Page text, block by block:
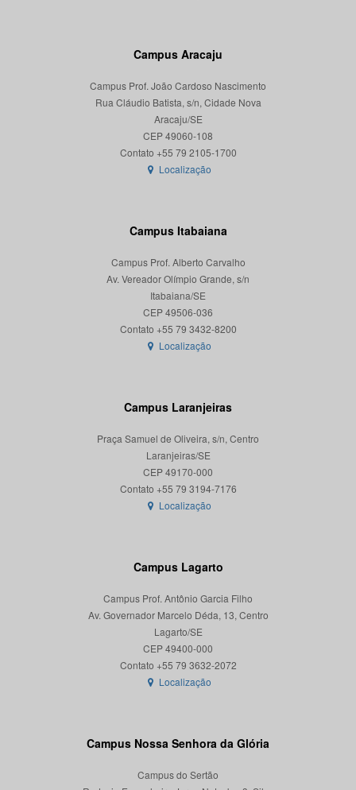
Campus Aracaju
Campus Prof. João Cardoso Nascimento
Rua Cláudio Batista, s/n, Cidade Nova
Aracaju/SE
CEP 49060-108
Localização
Campus Itabaiana
Campus Prof. Alberto Carvalho
Av. Vereador Olímpio Grande, s/n
Itabaiana/SE
CEP 49506-036
Localização
Campus Laranjeiras
Praça Samuel de Oliveira, s/n, Centro
Laranjeiras/SE
CEP 49170-000
Localização
Campus Lagarto
Campus Prof. Antônio Garcia Filho
Av. Governador Marcelo Déda, 13, Centro
Lagarto/SE
CEP 49400-000
Localização
Campus Nossa Senhora da Glória
Campus do Sertão